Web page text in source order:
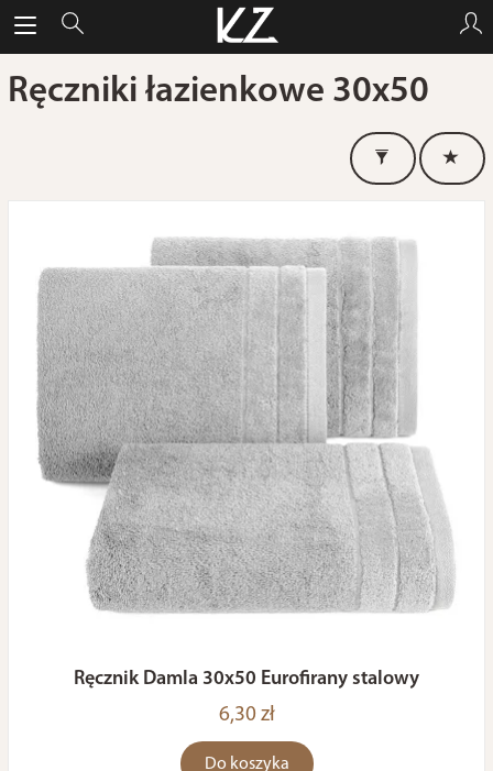
Ręczniki łazienkowe 30x50
Ręcznik Damla 30x50 Eurofirany stalowy
6,30 zł
Do koszyka